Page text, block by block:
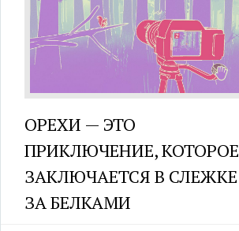
ОРЕХИ — ЭТО
ПРИКЛЮЧЕНИЕ, КОТОРОЕ
ЗАКЛЮЧАЕТСЯ В СЛЕЖКЕ
ЗА БЕЛКАМИ